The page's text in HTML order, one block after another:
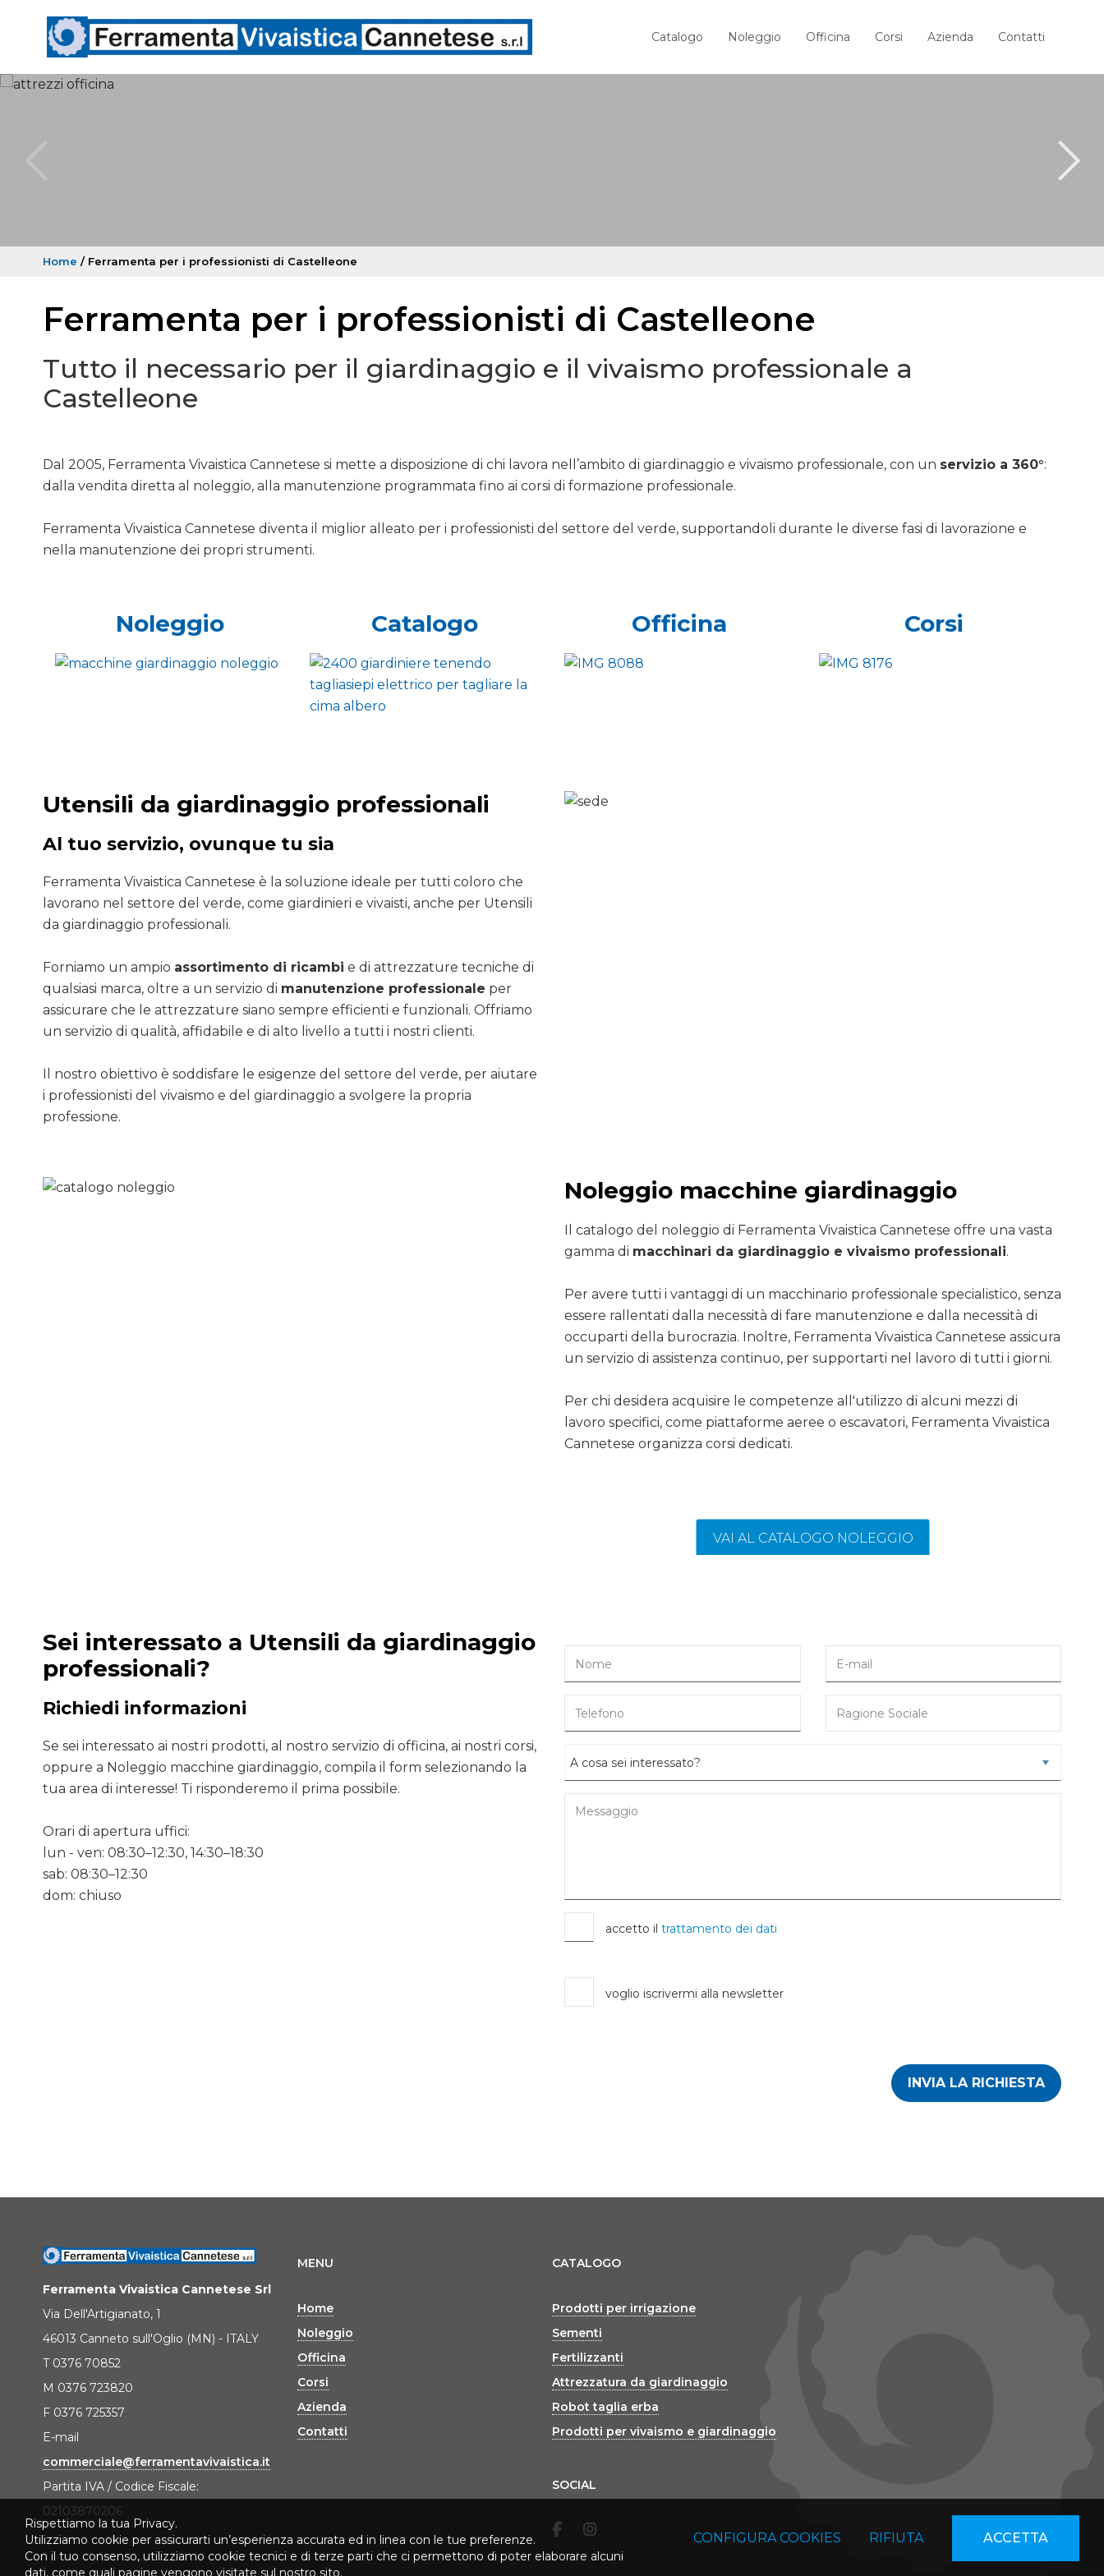
Catalogo Noleggio Officina Corsi Azienda Contatti
Home / Ferramenta per i professionisti di Castelleone
Ferramenta per i professionisti di Castelleone
Tutto il necessario per il giardinaggio e il vivaismo professionale a
Castelleone
Dal 2005, Ferramenta Vivaistica Cannetese si mette a disposizione di chi lavora nell’ambito di giardinaggio e vivaismo professionale, con un servizio a 360°:
dalla vendita diretta al noleggio, alla manutenzione programmata fino ai corsi di formazione professionale.
Ferramenta Vivaistica Cannetese diventa il miglior alleato per i professionisti del settore del verde, supportandoli durante le diverse fasi di lavorazione e
nella manutenzione dei propri strumenti.
Noleggio Catalogo Officina Corsi
Utensili da giardinaggio professionali
Al tuo servizio, ovunque tu sia
Ferramenta Vivaistica Cannetese è la soluzione ideale per tutti coloro che
lavorano nel settore del verde, come giardinieri e vivaisti, anche per Utensili
da giardinaggio professionali.
Forniamo un ampio assortimento di ricambi e di attrezzature tecniche di
qualsiasi marca, oltre a un servizio di manutenzione professionale per
assicurare che le attrezzature siano sempre efficienti e funzionali. Offriamo
un servizio di qualità, affidabile e di alto livello a tutti i nostri clienti.
Il nostro obiettivo è soddisfare le esigenze del settore del verde, per aiutare
i professionisti del vivaismo e del giardinaggio a svolgere la propria
professione.
Noleggio macchine giardinaggio
Il catalogo del noleggio di Ferramenta Vivaistica Cannetese offre una vasta
gamma di macchinari da giardinaggio e vivaismo professionali.
Per avere tutti i vantaggi di un macchinario professionale specialistico, senza
essere rallentati dalla necessità di fare manutenzione e dalla necessità di
occuparti della burocrazia. Inoltre, Ferramenta Vivaistica Cannetese assicura
un servizio di assistenza continuo, per supportarti nel lavoro di tutti i giorni.
Per chi desidera acquisire le competenze all'utilizzo di alcuni mezzi di
lavoro specifici, come piattaforme aeree o escavatori, Ferramenta Vivaistica
Cannetese organizza corsi dedicati.
VAI AL CATALOGO NOLEGGIO
Sei interessato a Utensili da giardinaggio
professionali?
Richiedi informazioni
Se sei interessato ai nostri prodotti, al nostro servizio di officina, ai nostri corsi,
oppure a Noleggio macchine giardinaggio, compila il form selezionando la
tua area di interesse! Ti risponderemo il prima possibile.
Orari di apertura uffici:
lun - ven: 08:30–12:30, 14:30–18:30
sab: 08:30–12:30
dom: chiuso
accetto il trattamento dei dati
voglio iscrivermi alla newsletter
INVIA LA RICHIESTA
Ferramenta Vivaistica Cannetese Srl
Via Dell'Artigianato, 1
46013 Canneto sull'Oglio (MN) - ITALY
T 0376 70852
M 0376 723820
F 0376 725357
E-mail
commerciale@ferramentavivaistica.it
Partita IVA / Codice Fiscale:
02103870206
MENU
Home
Noleggio
Officina
Corsi
Azienda
Contatti
CATALOGO
Prodotti per irrigazione
Sementi
Fertilizzanti
Attrezzatura da giardinaggio
Robot taglia erba
Prodotti per vivaismo e giardinaggio
SOCIAL
Rispettiamo la tua Privacy.
Utilizziamo cookie per assicurarti un’esperienza accurata ed in linea con le tue preferenze.
Con il tuo consenso, utilizziamo cookie tecnici e di terze parti che ci permettono di poter elaborare alcuni
dati, come quali pagine vengono visitate sul nostro sito.
CONFIGURA COOKIES RIFIUTA ACCETTA